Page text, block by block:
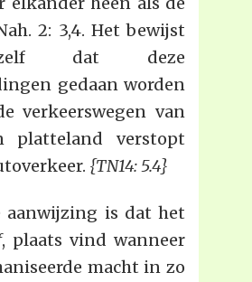
2: 3,4. Het bewijst
dat deze
gedaan worden
verkeerswegen van
platteland verstopt
{TN14: 5.4}
aanwijzing is dat het
, plaats vind wanneer
macht in zo